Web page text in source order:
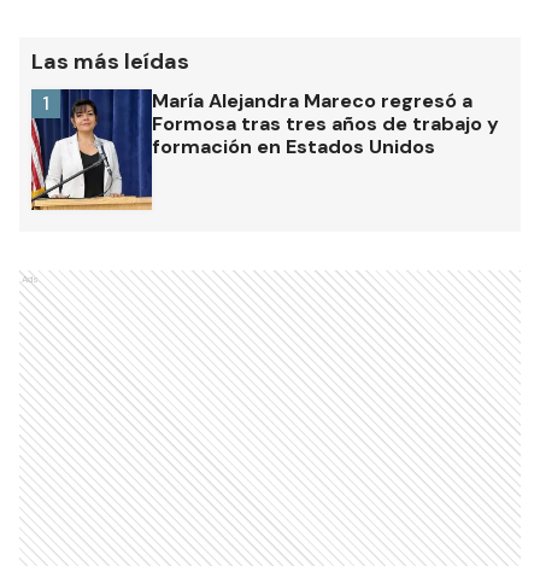
Las más leídas
María Alejandra Mareco regresó a
Formosa tras tres años de trabajo y
formación en Estados Unidos
1
Ads